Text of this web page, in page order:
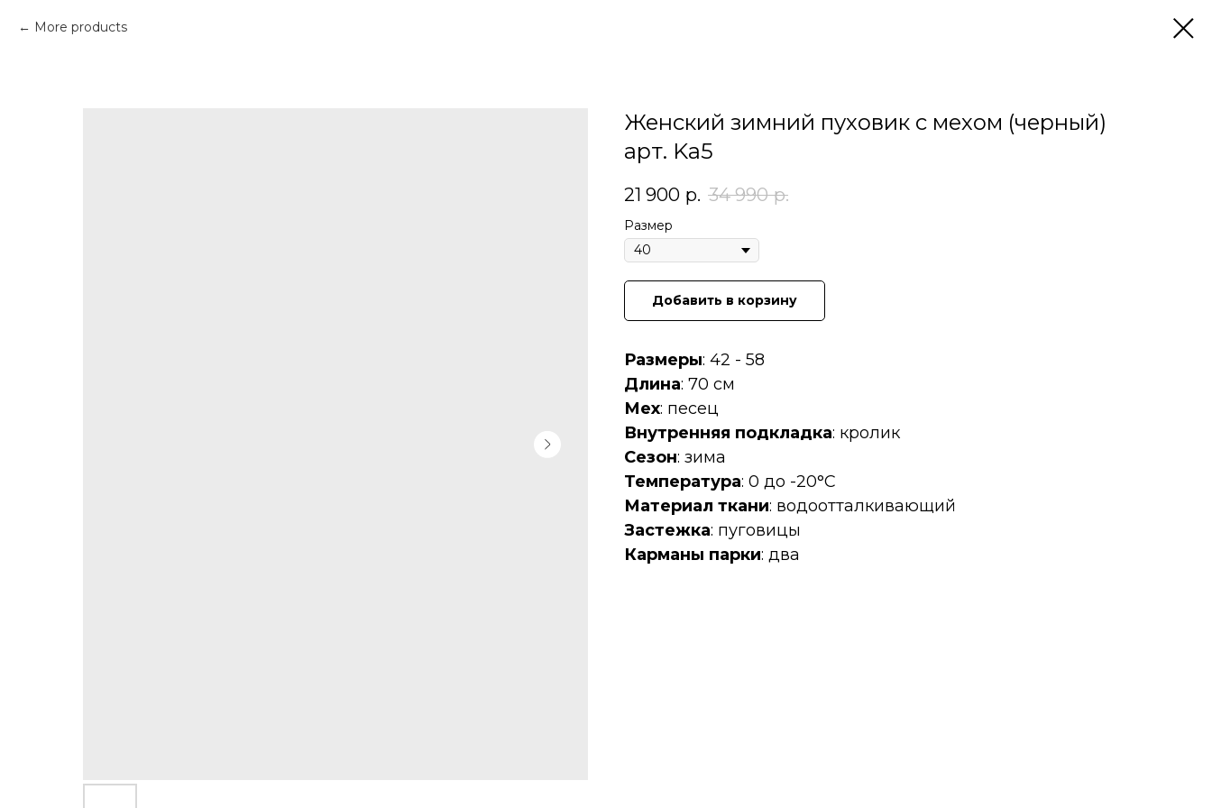
More products
Женский зимний пуховик с мехом (черный)
арт. Ka5
21 900 р. 34 990 р.
Размер
Добавить в корзину
Размеры: 42 - 58
Длина: 70 см
Мех: песец
Внутренняя подкладка: кролик
Сезон: зима
Температура: 0 до -20°C
Материал ткани: водоотталкивающий
Застежка: пуговицы
Карманы парки: два